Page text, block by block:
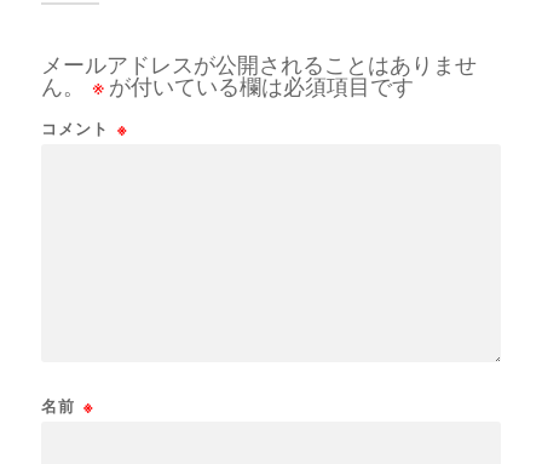
メールアドレスが公開されることはありませ
ん。
※ が付いている欄は必須項目です
コメント ※
名前 ※